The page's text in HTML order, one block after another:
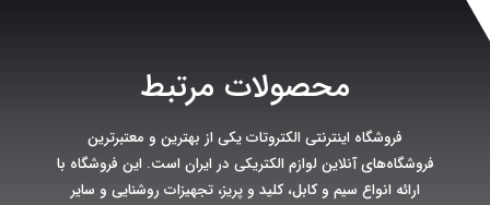
محصولات مرتبط
فروشگاه اینترنتی الکتروتات یکی از بهترین و معتبرترین
فروشگاه‌های آنلاین لوازم الکتریکی در ایران است. این فروشگاه با
ارائه انواع سیم و کابل، کلید و پریز، تجهیزات روشنایی و سایر